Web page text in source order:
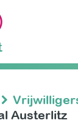
Austerlitz